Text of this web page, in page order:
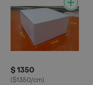
$ 1350
($1350/cm)